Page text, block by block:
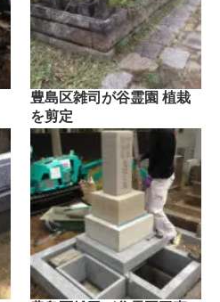
豊島区雑司が谷霊園 植栽
を剪定